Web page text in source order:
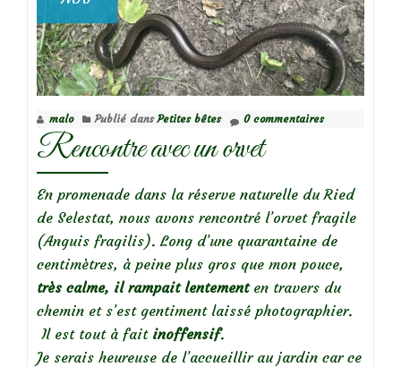
malo Publié dansPetites bêtes 0 commentaires
Rencontre avec un orvet
En promenade dans la réserve naturelle du Ried
de Selestat, nous avons rencontré l’orvet fragile
(Anguis fragilis). Long d’une quarantaine de
centimètres, à peine plus gros que mon pouce,
très calme, il rampait lentementen travers du
chemin et s’est gentiment laissé photographier.
Il est tout à fait inoffensif.
Je serais heureuse de l’accueillir au jardin car ce